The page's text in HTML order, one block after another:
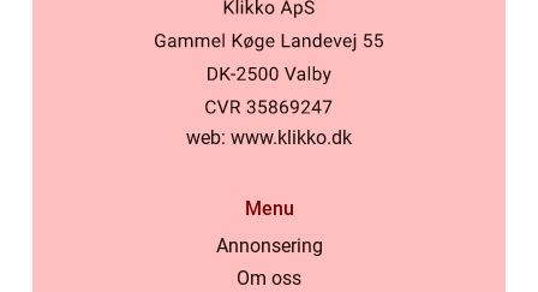
web: www.klikko.dk
Menu
Annonsering
Om oss